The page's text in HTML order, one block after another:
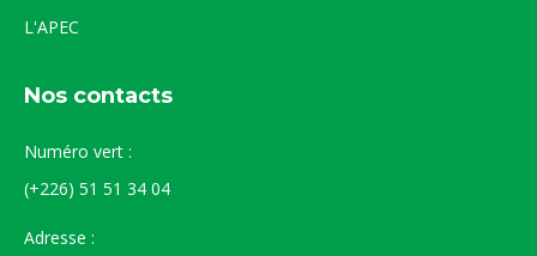
L'APEC
Nos contacts
Numéro vert :
(+226) 51 51 34 04
Adresse :